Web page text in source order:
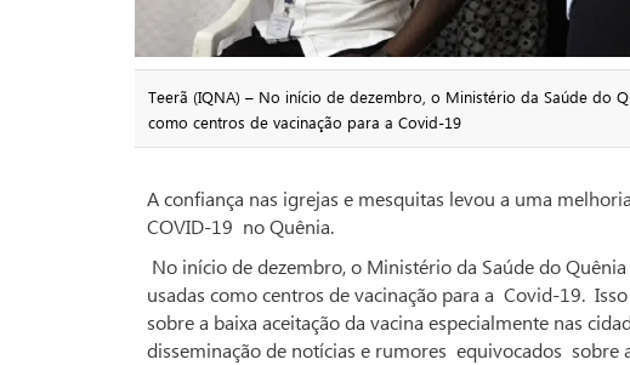
Teerã (IQNA) – No início de dezembro, o Ministério da Saúde do
como centros de vacinação para a Covid-19
A confiança nas igrejas e mesquitas levou a uma
COVID-19 no Quênia.
No início de dezembro, o Ministério da Saúde do
usadas como centros de vacinação para a Covid-19.
sobre a baixa aceitação da vacina especialmente nas
disseminação de notícias e rumores equivocados